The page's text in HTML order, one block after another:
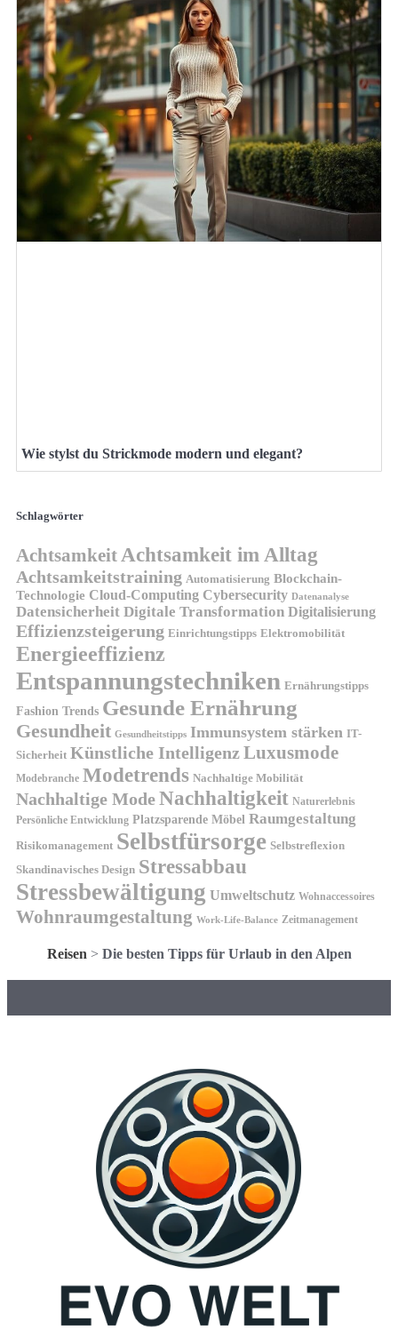
Wie stylst du Strickmode modern und elegant?
Schlagwörter
Achtsamkeit Achtsamkeit im Alltag
Achtsamkeitstraining Automatisierung Blockchain-
Technologie Cloud-Computing Cybersecurity Datenanalyse
Datensicherheit Digitale Transformation Digitalisierung
Effizienzsteigerung Einrichtungstipps Elektromobilität
Energieeffizienz
Entspannungstechniken Ernährungstipps
Fashion Trends Gesunde Ernährung
Gesundheit Gesundheitstipps Immunsystem stärken IT-
Sicherheit Künstliche IntelligenzLuxusmode
Modebranche Modetrends Nachhaltige Mobilität
Nachhaltige ModeNachhaltigkeit Naturerlebnis
Persönliche Entwicklung Platzsparende Möbel Raumgestaltung
Risikomanagement Selbstfürsorge Selbstreflexion
Skandinavisches Design Stressabbau
Stressbewältigung Umweltschutz Wohnaccessoires
Wohnraumgestaltung Work-Life-Balance Zeitmanagement
Reisen > Die besten Tipps für Urlaub in den Alpen